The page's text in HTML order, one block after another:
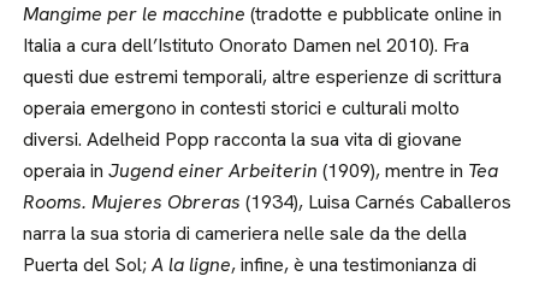
Mangime per le macchine (tradotte e pubblicate online in
Italia a cura dell’Istituto Onorato Damen nel 2010). Fra
questi due estremi temporali, altre esperienze di scrittura
operaia emergono in contesti storici e culturali molto
diversi. Adelheid Popp racconta la sua vita di giovane
operaia inJugend einer Arbeiterin (1909), mentre in Tea
Rooms. Mujeres Obreras (1934), Luisa Carnés Caballeros
narra la sua storia di cameriera nelle sale da the della
Puerta del Sol;A la ligne, infine, è una testimonianza di